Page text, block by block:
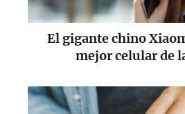
El gigante chino
mejor celular de